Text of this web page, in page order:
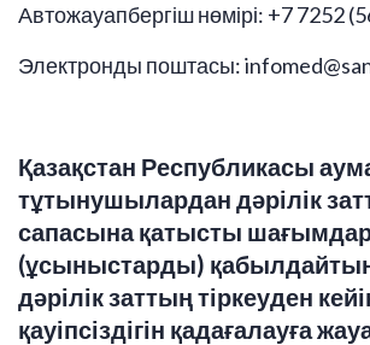
Автожауапбергіш нөмірі: +7 7252
Электронды поштасы:
Қазақстан Республикасы
тұтынушылардан дәрілік
сапасына қатысты
(ұсыныстарды)
дәрілік заттың тіркеуден
қауіпсіздігін қадағалауға